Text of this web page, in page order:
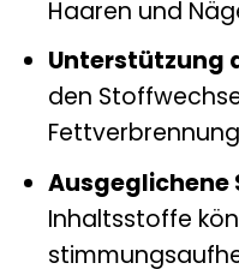
Haaren und
Unterstützung
den
Ausgeglichene
Inhaltsstoffe